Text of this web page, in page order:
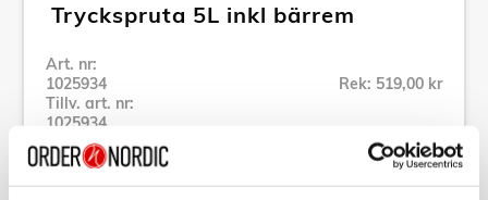
Tryckspruta 5L inkl bärrem
Art. nr:
1025934
Tillv. art. nr:
1025934
Rek: 519,00 kr
Se alla produkter inom Fiskars